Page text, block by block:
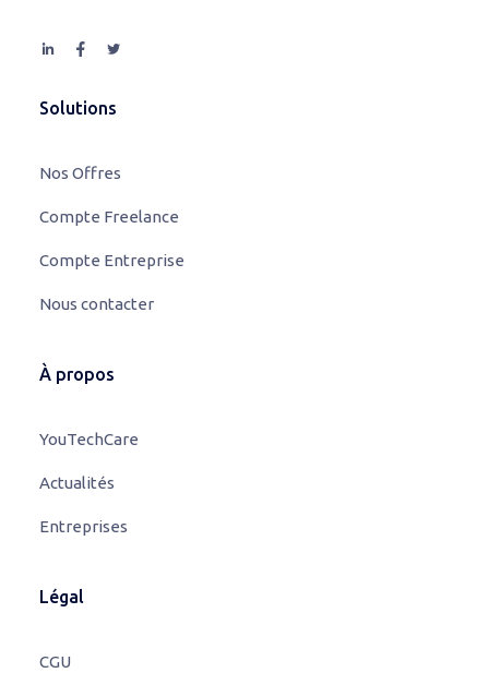
Solutions
Nos Offres
Compte Freelance
Compte Entreprise
Nous contacter
À propos
YouTechCare
Actualités
Entreprises
Légal
CGU